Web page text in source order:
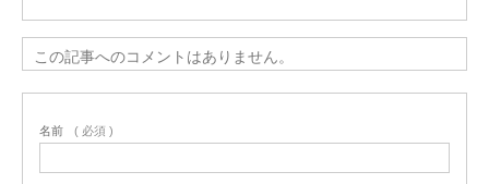
この記事へのコメントはありません。
名前 ( 必須 )